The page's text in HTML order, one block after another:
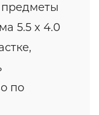
5.5 x 4.0
по